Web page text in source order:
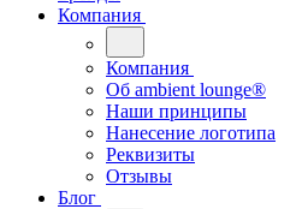
Компания
Компания
Oб ambient lounge®
Наши принципы
Нанесение логотипа
Реквизиты
Отзывы
Блог